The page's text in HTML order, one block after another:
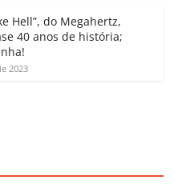
o
m
Hell”, do Megahertz,
40 anos de história;
2023